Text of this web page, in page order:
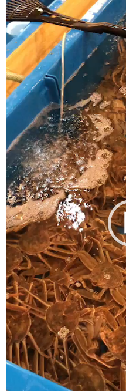
動
画
プ
レ
ー
ヤ
ー